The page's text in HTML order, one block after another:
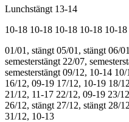
Lunchstängt 13-14
10-18 10-18 10-18 10-18 10-18
01/01, stängt 05/01, stängt 06/
semesterstängt 22/07,
semesterstängt 09/12, 10-14 10/
16/12, 09-19 17/12, 10-19 18/
21/12, 11-17 22/12, 09-19 23/
26/12, stängt 27/12, stängt 28/
31/12, 10-13